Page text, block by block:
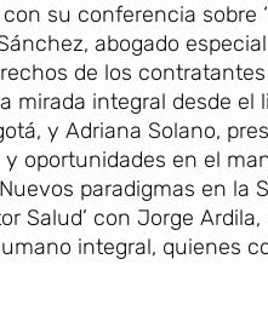
su conferencia sobre
abogado
de los
mirada integral desde
y Adriana Solano,
oportunidades en el
paradigmas en la
Salud’ con Jorge
integral, quienes